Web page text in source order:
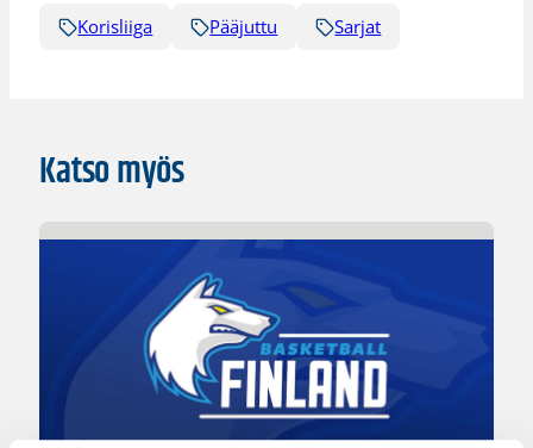
Korisliiga Pääjuttu Sarjat
Katso myös